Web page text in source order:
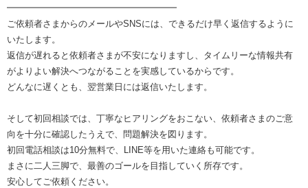
━━━━━━━━━━━━━━━━━━━
ご依頼者さまからのメールやSNSには、できるだけ早く返信するように
いたします。
返信が遅れると依頼者さまが不安になりますし、タイムリーな情報共有
がよりよい解決へつながることを実感しているからです。
どんなに遅くとも、翌営業日には返信いたします。
そして初回相談では、丁寧なヒアリングをおこない、依頼者さまのご意
向を十分に確認したうえで、問題解決を図ります。
初回電話相談は10分無料で、LINE等を用いた連絡も可能です。
まさに二人三脚で、最善のゴールを目指していく所存です。
安心してご依頼ください。